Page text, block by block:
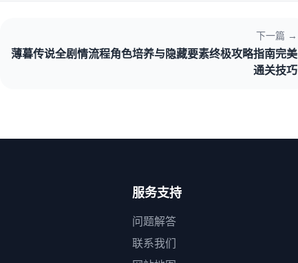
下一篇 →
薄暮传说全剧情流程角色培养与隐藏要素终极攻略指南完美
通关技巧
服务支持
问题解答
联系我们